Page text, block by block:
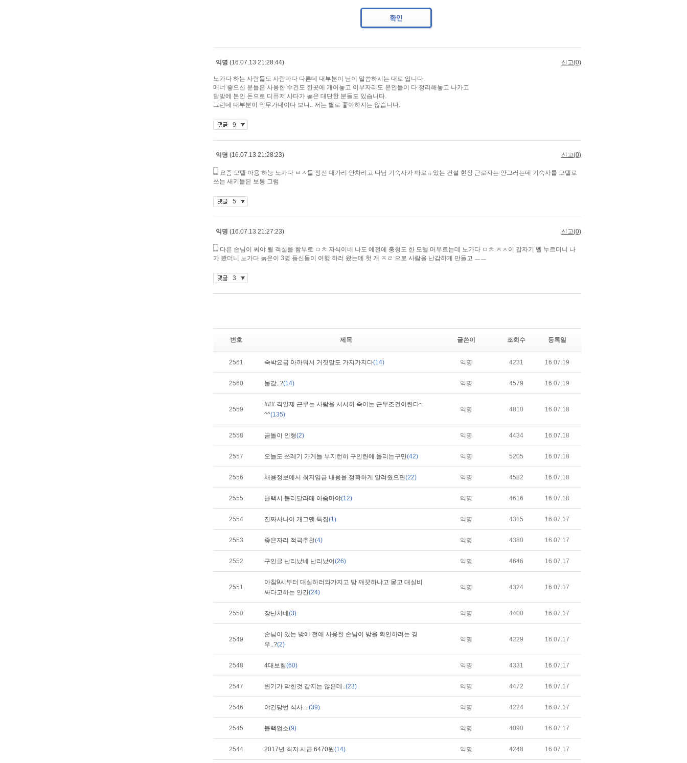
번호 제목 글쓴이 조회수 등록일
2561 숙박요금 아까워서 거짓말도 가지가지다(14) 익명 4231 16.07.19
2560 물값..?(14) 익명 4579 16.07.19
2559
### 격일제 근무는 사람을 서서히 죽이는 근무조건이란다~
^^(135)
익명 4810 16.07.18
2558 곰돌이 인형(2) 익명 4434 16.07.18
2557 오늘도 쓰레기 가게들 부지런히 구인란에 올리는구만(42) 익명 5205 16.07.18
2556 채용정보에서 최저임금 내용을 정확하게 알려줬으면(22) 익명 4582 16.07.18
2555 콜택시 불러달라메 아줌마야(12) 익명 4616 16.07.18
2554 진짜사나이 개그맨 특집(1) 익명 4315 16.07.17
2553 좋은자리 적극추천(4) 익명 4380 16.07.17
2552 구인글 난리났네 난리났어(26) 익명 4646 16.07.17
2551
아침9시부터 대실하러와가지고 방 깨끗하냐고 묻고 대실비
싸다고하는 인간(24)
익명 4324 16.07.17
2550 장난치네 (3) 익명 4400 16.07.17
2549
손님이 있는 방에 전에 사용한 손님이 방을 확인하려는 경
우..?(2)
익명 4229 16.07.17
2548 4대보험(60) 익명 4331 16.07.17
2547 변기가 막힌것 같지는 않은데..(23) 익명 4472 16.07.17
2546 야간당번 식사 ...(39) 익명 4224 16.07.17
2545 블랙업소(9) 익명 4090 16.07.17
2544 2017년 최저 시급 6470원(14) 익명 4248 16.07.17